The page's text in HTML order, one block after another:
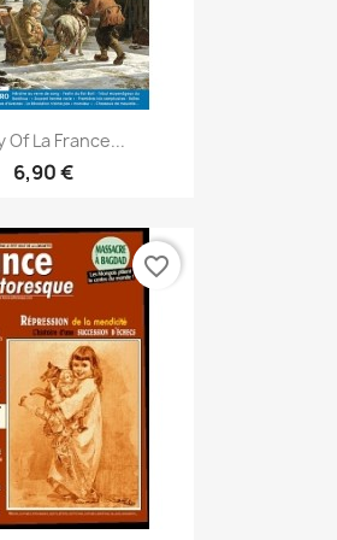
rapide
Of La France...
6,90 €
favorite_border